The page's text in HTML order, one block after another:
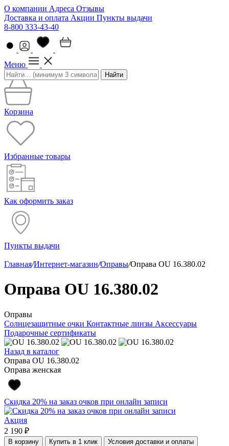
О компании Адреса Отзывы
Доставка и оплата Акции Пункты выдачи
8-800 333-43-40
Меню
Найти
Корзина
Избранные товары
Как оформить заказ
Пункты выдачи
Главная/Интернет-магазин/Оправы/Оправа OU 16.380.02
Оправа OU 16.380.02
Оправы
Солнцезащитные очки Контактные линзы Аксессуары
Подарочные сертификаты
Назад в каталог
Оправа OU 16.380.02
Оправа женская
Скидка 20% на заказ очков при онлайн записи
Акция
2 190 ₽
В корзину Купить в 1 клик Условия доставки и оплаты